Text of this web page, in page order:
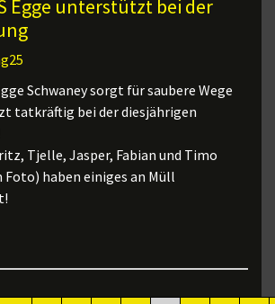
Egge unterstützt bei der
Schwaney sorgt für saubere Wege
tatkräftig bei der diesjährigen
Tjelle, Jasper, Fabian und Timo
haben einiges an Müll